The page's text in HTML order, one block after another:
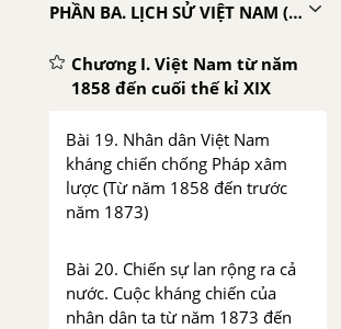
PHẦN BA. LỊCH SỬ VIỆT NAM (1858 - 1918)
Chương I. Việt Nam từ năm
1858 đến cuối thế kỉ XIX
Bài 19. Nhân dân Việt Nam
kháng chiến chống Pháp xâm
lược (Từ năm 1858 đến trước
năm 1873)
Bài 20. Chiến sự lan rộng ra cả
nước. Cuộc kháng chiến của
nhân dân ta từ năm 1873 đến